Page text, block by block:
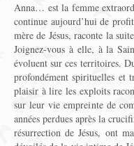
Anna… est la femme
continue aujourd’hui de
mère de Jésus, raconte la
Joignez-vous à elle, à la
évoluent sur ces territoires.
profondément spirituelles et
plaisir à lire les exploits
sur leur vie empreinte de
années perdues après la
résurrection de Jésus, ont